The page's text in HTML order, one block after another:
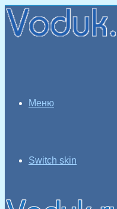
Меню
Switch skin